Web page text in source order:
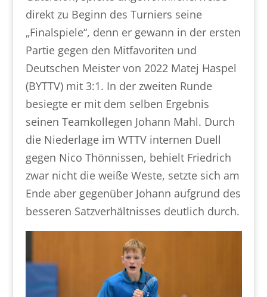
direkt zu Beginn des Turniers seine
„Finalspiele“, denn er gewann in der ersten
Partie gegen den Mitfavoriten und
Deutschen Meister von 2022 Matej Haspel
(BYTTV) mit 3:1. In der zweiten Runde
besiegte er mit dem selben Ergebnis
seinen Teamkollegen Johann Mahl. Durch
die Niederlage im WTTV internen Duell
gegen Nico Thönnissen, behielt Friedrich
zwar nicht die weiße Weste, setzte sich am
Ende aber gegenüber Johann aufgrund des
besseren Satzverhältnisses deutlich durch.